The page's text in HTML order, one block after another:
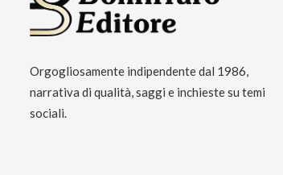
Orgogliosamente indipendente dal 1986,
narrativa di qualità, saggi e inchieste su temi
sociali.